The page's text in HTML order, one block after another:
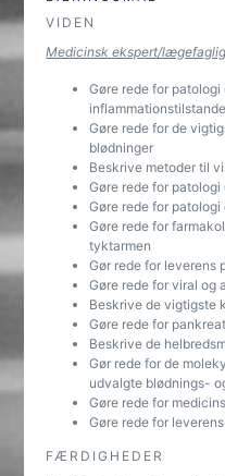
VIDEN
Medicinsk ekspert/lægefaglig
Gøre rede for
Gøre rede for de
blødninger
Beskrive metoder til
Gøre rede for
Gøre rede for
Gøre rede for
tyktarmen
Gør rede for leverens
Gøre rede for viral og
Beskrive de vigtigste
Gøre rede for
Beskrive de
Gør rede for de
udvalgte blødnings-
Gøre rede for
Gøre rede for
FÆRDIGHEDER